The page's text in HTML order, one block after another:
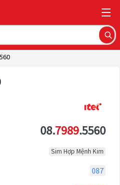
08.7989.5560
Sim Hợp Mệnh Kim
087